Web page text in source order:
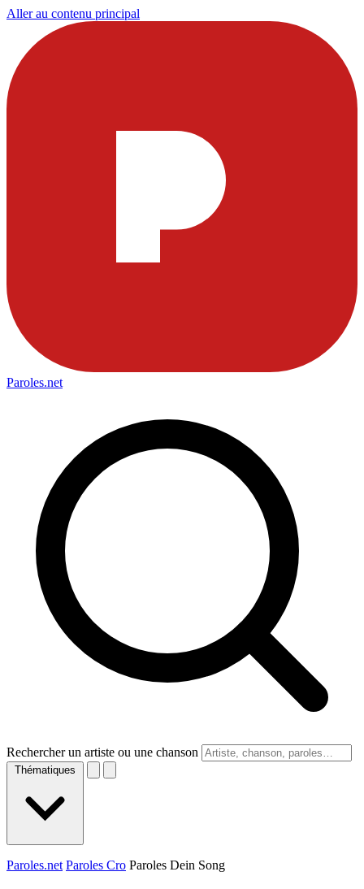
Aller au contenu principal
Paroles.net
Rechercher un artiste ou une chanson
Thématiques
Paroles.net Paroles Cro Paroles Dein Song